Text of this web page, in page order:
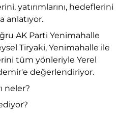
yatırımlarını, hedeflerini
anlatıyor.
AK Parti Yenimahalle
Tiryaki, Yenimahalle ile
tüm yönleriyle Yerel
değerlendiriyor.
neler?